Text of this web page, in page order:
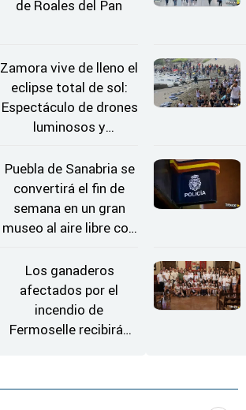
de Roales del Pan
Zamora vive de lleno el
eclipse total de sol:
Espectáculo de drones
luminosos y
Estrellas
Puebla de Sanabria se
convertirá el fin de
semana en un gran
museo al aire libre con
Los ganaderos
afectados por el
incendio de
Fermoselle recibirán